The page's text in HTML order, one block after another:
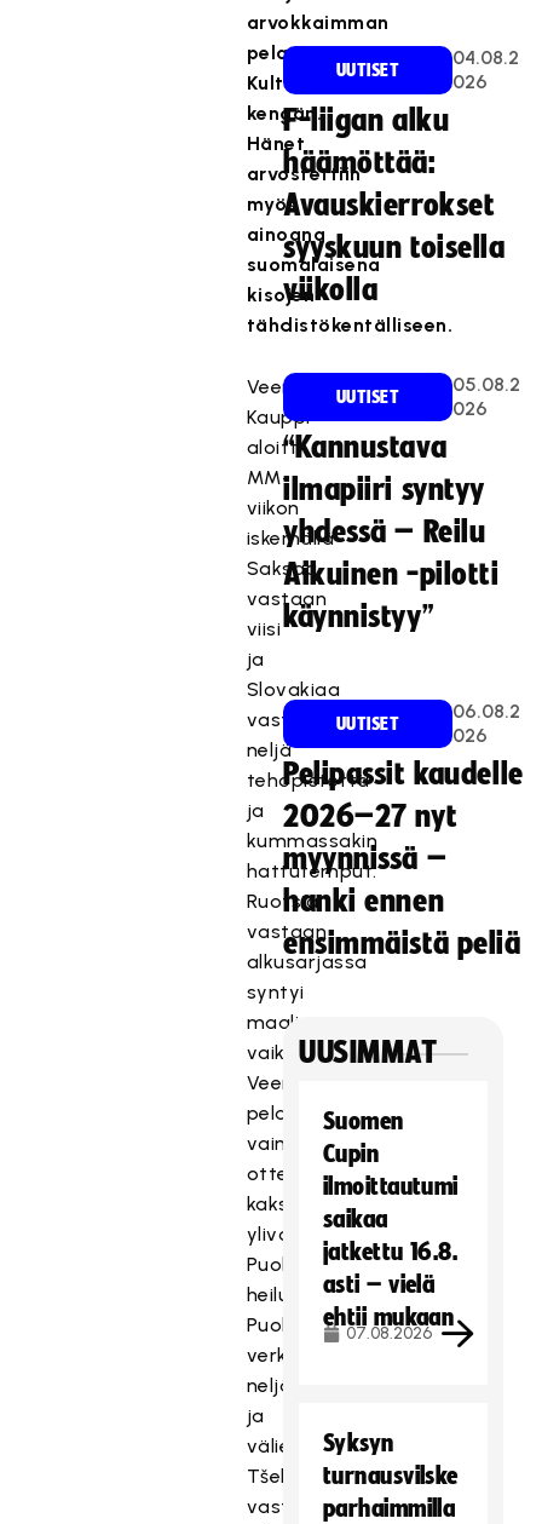
arvokkaimman
pelaajan
Kultaisen
kengän.
Hänet
arvostettiin
myös
ainoana
suomalaisena
kisojen
tähdistökentälliseen.
Veera
Kauppi
aloitti
MM-
viikon
iskemällä
Saksaa
vastaan
viisi
ja
Slovakiaa
vastaan
neljä
tehopistettä
ja
kummassakin
hattutemput.
Ruotsia
vastaan
alkusarjassa
syntyi
maali,
vaikka
Veera
pelasi
vain
ottelun
kaksi
ylivoimaa.
Puolivälierässä
heilui
Puolan
verkko
neljästi
ja
välierässä
Tšekkiä
vastaan
UUTISET
04.08.2
026
F-liigan alku
häämöttää:
Avauskierrokset
syyskuun toisella
viikolla
UUTISET
05.08.2
026
“Kannustava
ilmapiiri syntyy
yhdessä – Reilu
Aikuinen -pilotti
käynnistyy”
UUTISET
06.08.2
026
Pelipassit kaudelle
2026–27 nyt
myynnissä –
hanki ennen
ensimmäistä peliä
UUSIMMAT
Suomen
Cupin
ilmoittautumi
saikaa
jatkettu 16.8.
asti – vielä
ehtii mukaan
07.08.2026
Syksyn
turnausvilske
parhaimmilla